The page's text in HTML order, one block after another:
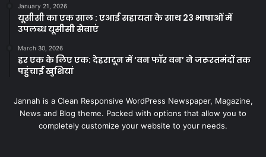
January 21, 2026
यूसीसी का एक साल : एआई सहायता के साथ 23 भाषाओं में
उपलब्ध यूसीसी सेवाएं
March 30, 2026
हर एक के लिए एक: देहरादून में ‘वन फॉर वन’ ने जरूरतमंदों तक
पहुंचाई खुशियां
Jannah is a Clean Responsive WordPress Newspaper, Magazine,
News and Blog theme. Packed with options that allow you to
completely customize your website to your needs.